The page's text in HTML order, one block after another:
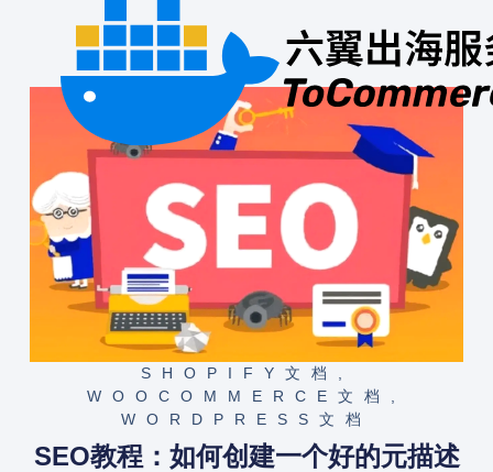
SHOPIFY文档
WOOCOMMERCE文档
WORDPRESS文档
SEO教程：如何创建一个好的元描述